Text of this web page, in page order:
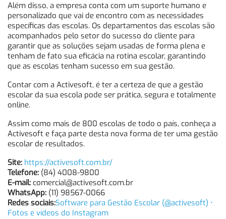
Além disso, a empresa conta com um suporte humano e
personalizado que vai de encontro com as necessidades
específicas das escolas. Os departamentos das escolas são
acompanhados pelo setor do sucesso do cliente para
garantir que as soluções sejam usadas de forma plena e
tenham de fato sua eficácia na rotina escolar, garantindo
que as escolas tenham sucesso em sua gestão.
Contar com a Activesoft, é ter a certeza de que a gestão
escolar da sua escola pode ser prática, segura e totalmente
online.
Assim como mais de 800 escolas de todo o país, conheça a
Activesoft e faça parte desta nova forma de ter uma gestão
escolar de resultados.
Site: https://activesoft.com.br/
Telefone: (84) 4008-9800
E-mail: comercial@activesoft.com.br
WhatsApp: (11) 98567-0066
Redes sociais:Software para Gestão Escolar (@activesoft) •
Fotos e vídeos do Instagram